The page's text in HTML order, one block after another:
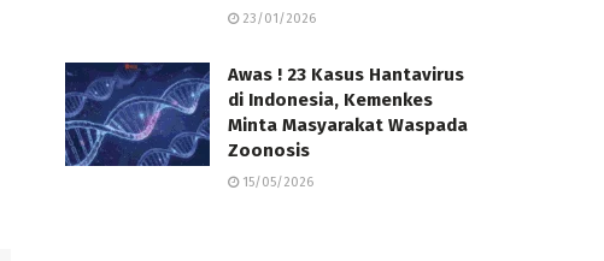
23/01/2026
Awas ! 23 Kasus Hantavirus
di Indonesia, Kemenkes
Minta Masyarakat Waspada
Zoonosis
15/05/2026